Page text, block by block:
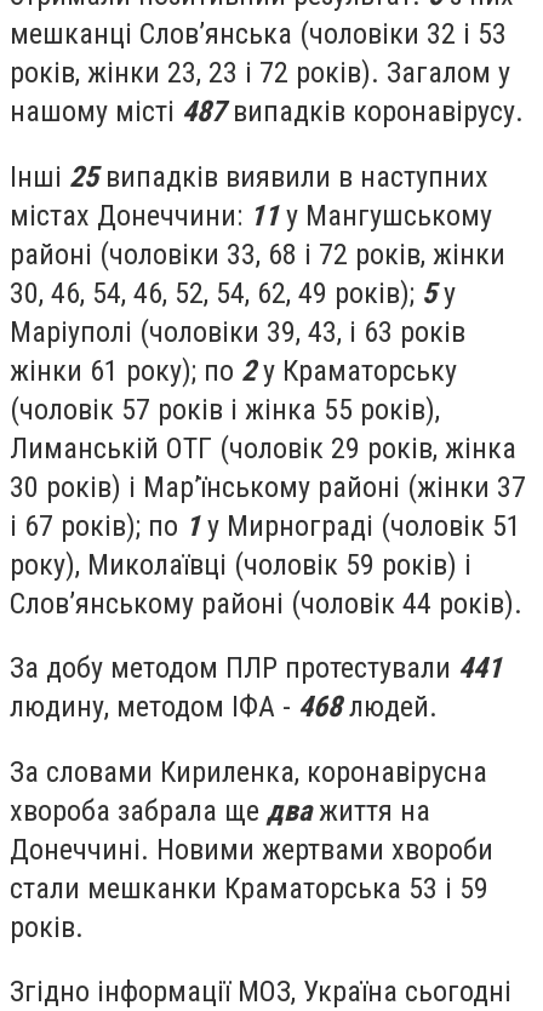
мешканці Слов’янська (чоловіки 32 і 53
років, жінки 23, 23 і 72 років). Загалом у
нашому місті 487випадків коронавірусу.
Інші 25випадків виявили в наступних
містах Донеччини: 11у Мангушському
районі (чоловіки 33, 68 і 72 років, жінки
30, 46, 54, 46, 52, 54, 62, 49 років); 5у
Маріуполі (чоловіки 39, 43, і 63 років
жінки 61 року); по 2у Краматорську
(чоловік 57 років і жінка 55 років),
Лиманській ОТГ (чоловік 29 років, жінка
30 років) і Мар’їнському районі (жінки 37
і 67 років); по 1у Мирнограді (чоловік 51
року), Миколаївці (чоловік 59 років) і
Слов’янському районі (чоловік 44 років).
За добу методом ПЛР протестували 441
людину, методом ІФА - 468людей.
За словами Кириленка, коронавірусна
хвороба забрала ще дважиття на
Донеччині. Новими жертвами хвороби
стали мешканки Краматорська 53 і 59
років.
Згідно інформації МОЗ, Україна сьогодні